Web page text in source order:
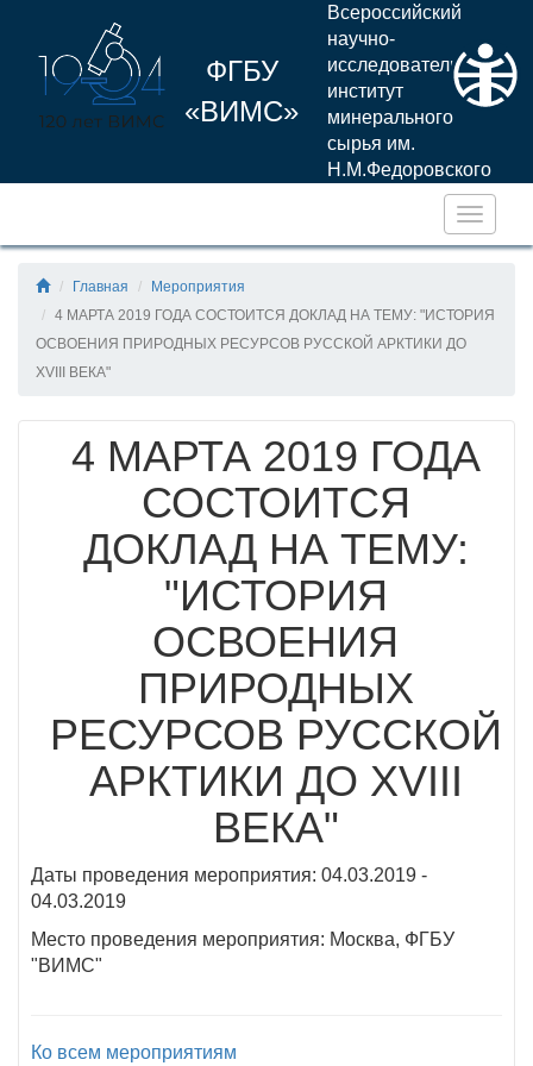
ФГБУ
«ВИМС»
Всероссийский
научно-
исследовательский
институт
минерального
сырья им.
Н.М.Федоровского
Главная
Мероприятия
4 МАРТА 2019 ГОДА СОСТОИТСЯ ДОКЛАД НА ТЕМУ: "ИСТОРИЯ
ОСВОЕНИЯ ПРИРОДНЫХ РЕСУРСОВ РУССКОЙ АРКТИКИ ДО
XVIII ВЕКА"
4 МАРТА 2019 ГОДА
СОСТОИТСЯ
ДОКЛАД НА ТЕМУ:
"ИСТОРИЯ
ОСВОЕНИЯ
ПРИРОДНЫХ
РЕСУРСОВ РУССКОЙ
АРКТИКИ ДО XVIII
ВЕКА"
Даты проведения мероприятия: 04.03.2019 -
04.03.2019
Место проведения мероприятия: Москва, ФГБУ
"ВИМС"
Ко всем мероприятиям